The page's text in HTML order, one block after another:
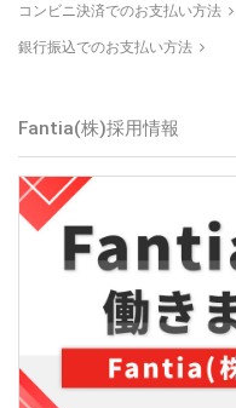
コンビニ決済でのお支払い方法
銀行振込でのお支払い方法
Fantia(株)採用情報